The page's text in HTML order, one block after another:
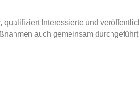
Interessierte und
auch gemeinsam